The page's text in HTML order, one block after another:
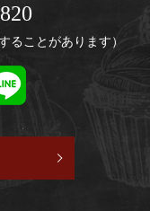
ることがあります）